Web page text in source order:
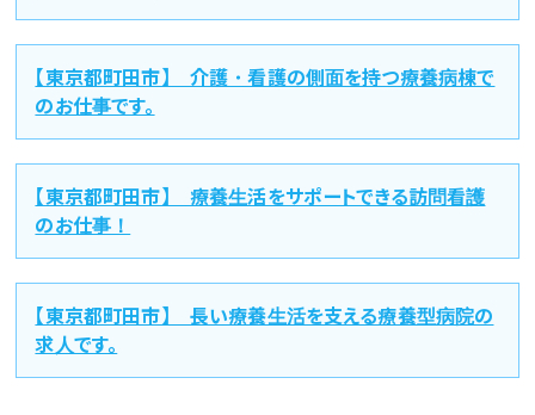
【東京都町田市】 介護・看護の側面を持つ療養病棟で
のお仕事です。
【東京都町田市】 療養生活をサポートできる訪問看護
のお仕事！
【東京都町田市】 長い療養生活を支える療養型病院の
求人です。